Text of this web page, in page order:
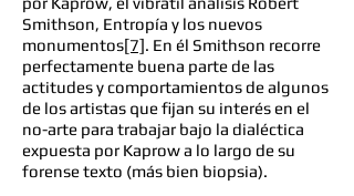
Smithson, Entropía y los nuevos
monumentos[7]. En él Smithson recorre
perfectamente buena parte de las
actitudes y comportamientos de algunos
de los artistas que fijan su interés en el
no-arte para trabajar bajo la dialéctica
expuesta por Kaprow a lo largo de su
forense texto (más bien biopsia).